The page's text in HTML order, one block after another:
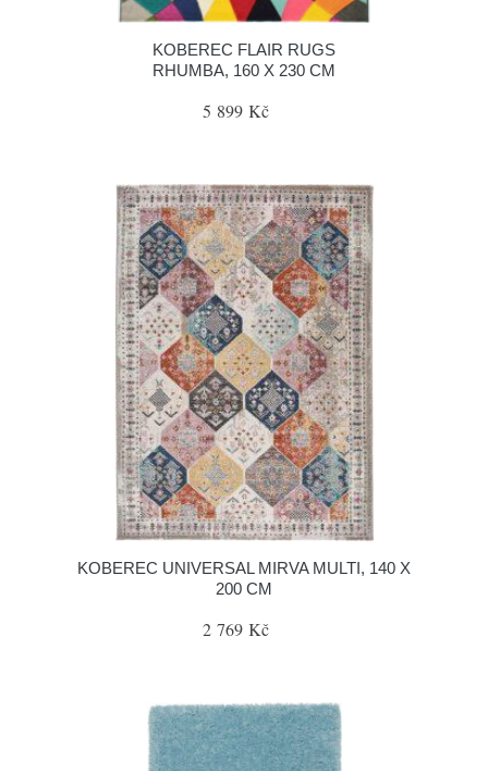
KOBEREC FLAIR RUGS
RHUMBA, 160 X 230 CM
5 899 Kč
KOBEREC UNIVERSAL MIRVA MULTI, 140 X
200 CM
2 769 Kč